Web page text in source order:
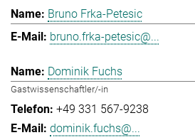
Bruno Frka-Petesic
bruno.frka-petesic@...
Dominik Fuchs
Gastwissenschaftler/-in
+49 331 567-9238
dominik.fuchs@...